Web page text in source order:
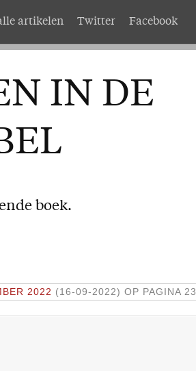
Service
Adreswijziging
artikelen Twitter Facebook
IN DE
boek.
2022 (16-09-2022) OP PAGINA 23